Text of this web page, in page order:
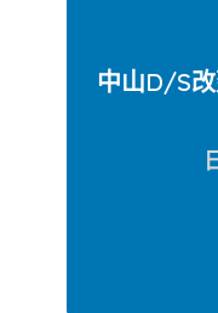
中山D/S